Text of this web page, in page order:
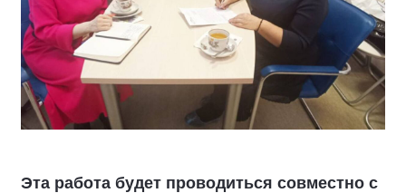
Эта работа будет проводиться совместно с